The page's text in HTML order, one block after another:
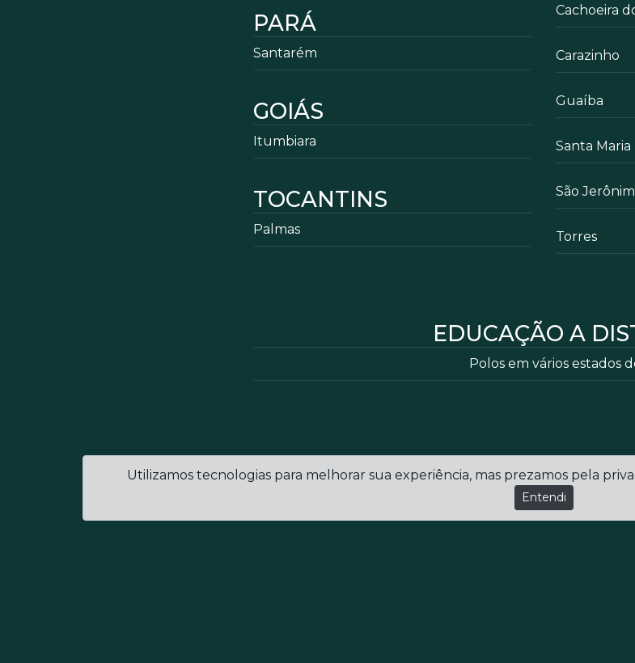
PARÁ
Santarém
GOIÁS
Itumbiara
TOCANTINS
Palmas
Cachoeira
Carazinho
Guaíba
Santa Maria
São
Torres
EDUCAÇÃO A
Polos em vários estados
Utilizamos tecnologias para melhorar sua experiência, mas prezamos pela
Entendi